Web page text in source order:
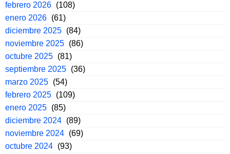
febrero 2026 (108)
enero 2026 (61)
diciembre 2025 (84)
noviembre 2025 (86)
octubre 2025 (81)
septiembre 2025 (36)
marzo 2025 (54)
febrero 2025 (109)
enero 2025 (85)
diciembre 2024 (89)
noviembre 2024 (69)
octubre 2024 (93)